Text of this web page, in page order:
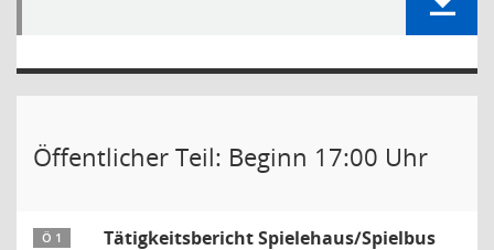
Öffentlicher Teil: Beginn 17:00 Uhr
Ö 1 Tätigkeitsbericht Spielehaus/Spielbus